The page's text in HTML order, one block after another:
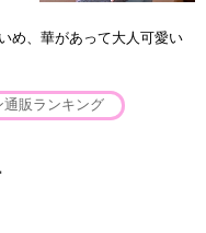
め、華があって大人可愛い
販ランキング